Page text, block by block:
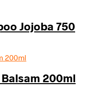
Jojoba 750
200ml